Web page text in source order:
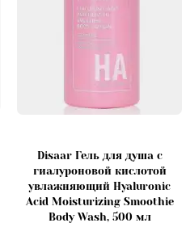
Disaar Гель для душа с
гиалуроновой кислотой
увлажняющий Hyaluronic
Acid Moisturizing Smoothie
Body Wash, 500 мл